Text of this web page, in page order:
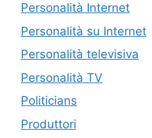
Personalità Internet
Personalità su Internet
Personalità televisiva
Personalità TV
Politicians
Produttori